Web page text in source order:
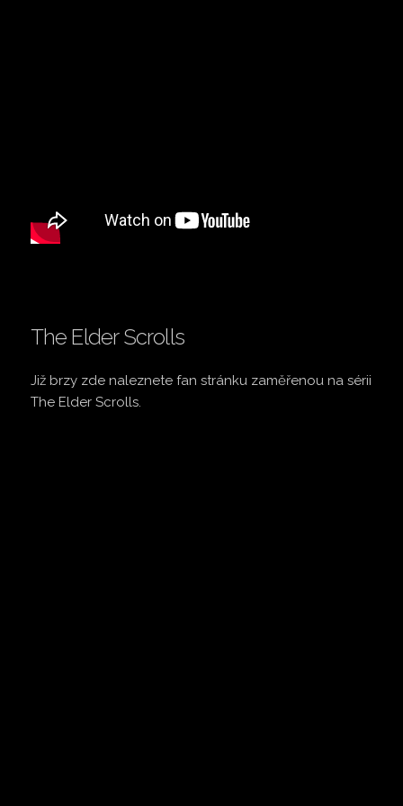
The Elder Scrolls
Již brzy zde naleznete fan stránku zaměřenou na sérii
The Elder Scrolls.